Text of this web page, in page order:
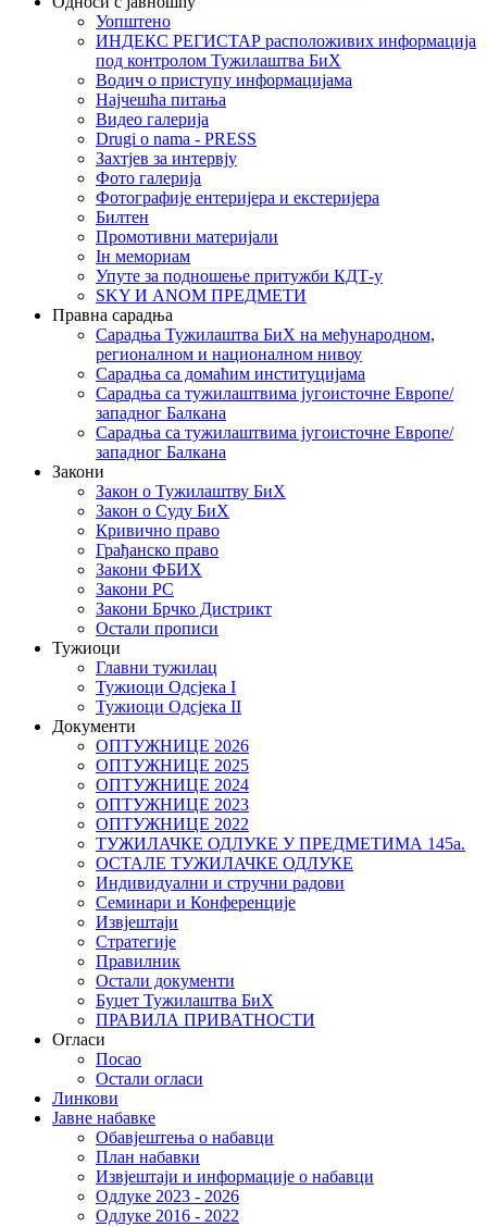
Уопштено
ИНДЕКС РЕГИСТАР расположивих информација
под контролом Тужилаштва БиХ
Водич о приступу информацијама
Најчешћа питања
Видео галерија
Drugi o nama - PRESS
Захтјев за интервју
Фото галерија
Фотографије ентеријера и екстеријера
Билтен
Промотивни материјали
Iн мемориам
Упуте за подношење притужби КДТ-у
SKY И ANOM ПРЕДМЕТИ
Правна сарадња
Сарадња Тужилаштва БиХ на међународном,
регионалном и националном нивоу
Сарадња са домаћим институцијама
Сарадња са тужилаштвима југоисточне Европе/
западног Балкана
Сарадња са тужилаштвима југоисточне Европе/
западног Балкана
Закони
Закон о Тужилаштву БиХ
Закон о Суду БиХ
Кривично право
Грађанско право
Закони ФБИХ
Закони РС
Закони Брчко Дистрикт
Остали прописи
Тужиоци
Главни тужилац
Тужиоци Oдсјекa I
Тужиоци Oдсјекa II
Документи
ОПТУЖНИЦЕ 2026
ОПТУЖНИЦЕ 2025
ОПТУЖНИЦЕ 2024
ОПТУЖНИЦЕ 2023
ОПТУЖНИЦЕ 2022
ТУЖИЛАЧКЕ ОДЛУКЕ У ПРЕДМЕТИМА 145а.
ОСТАЛЕ ТУЖИЛАЧКЕ ОДЛУКЕ
Индивидуални и стручни радови
Семинари и Конференције
Извјештаји
Стратегије
Правилник
Остали документи
Буџет Тужилаштва БиХ
ПРАВИЛА ПРИВАТНОСТИ
Огласи
Посао
Остали огласи
Линкови
Јавне набавке
Обавјештења о набавци
План набавки
Извјештаји и информације о набавци
Одлуке 2023 - 2026
Одлуке 2016 - 2022